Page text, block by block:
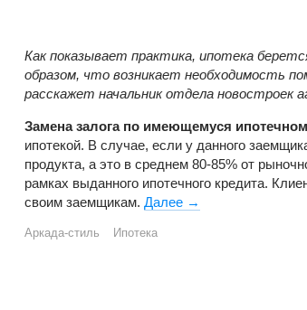
Как показывает практика, ипотека
образом, что возникает необходимость
расскажет начальник отдела новостроек
Замена залога по имеющемуся
ипотекой. В случае, если у данного
продукта, а это в среднем 80-85% от
рамках выданного ипотечного кредита.
своим заемщикам. Далее Переоформление
→
Аркада-стиль Ипотека